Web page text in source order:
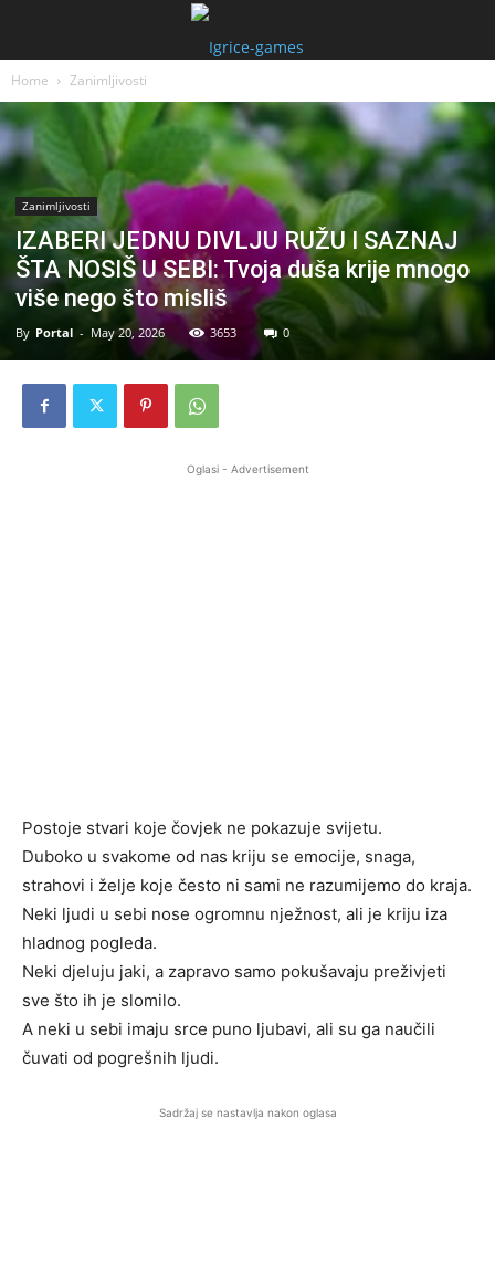
Home Zanimljivosti
Zanimljivosti
IZABERI JEDNU DIVLJU RUŽU I SAZNAJ
ŠTA NOSIŠ U SEBI: Tvoja duša krije mnogo
više nego što misliš
By Portal - May 20, 2026 3653 0
Oglasi - Advertisement
Postoje stvari koje čovjek ne pokazuje svijetu.
Duboko u svakome od nas kriju se emocije, snaga,
strahovi i želje koje često ni sami ne razumijemo do kraja.
Neki ljudi u sebi nose ogromnu nježnost, ali je kriju iza
hladnog pogleda.
Neki djeluju jaki, a zapravo samo pokušavaju preživjeti
sve što ih je slomilo.
A neki u sebi imaju srce puno ljubavi, ali su ga naučili
čuvati od pogrešnih ljudi.
Sadržaj se nastavlja nakon oglasa